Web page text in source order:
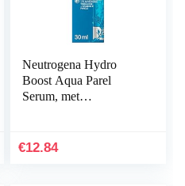
Neutrogena Hydro
Boost Aqua Parel
Serum, met
de vermoeide huid met
€12.84